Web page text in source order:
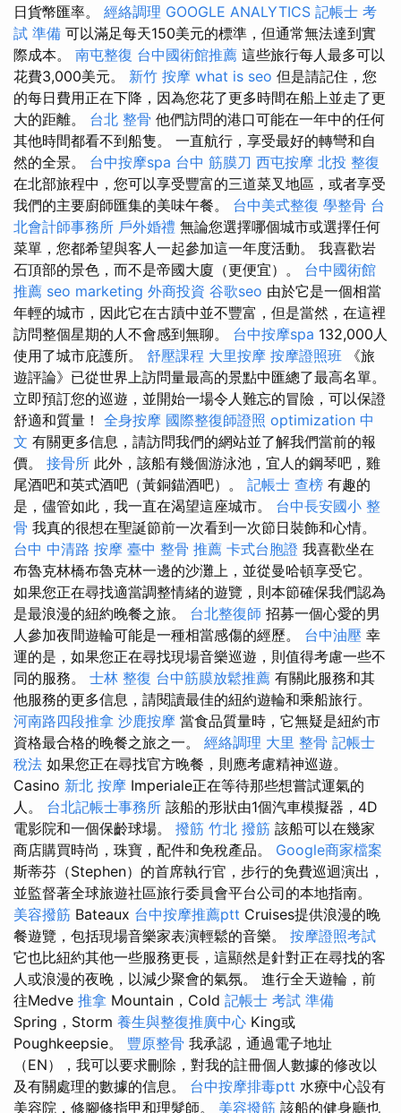
日貨幣匯率。 經絡調理 GOOGLE ANALYTICS 記帳士 考
試 準備 可以滿足每天150美元的標準，但通常無法達到實
際成本。 南屯整復 台中國術館推薦 這些旅行每人最多可以
花費3,000美元。 新竹 按摩 what is seo 但是請記住，您
的每日費用正在下降，因為您花了更多時間在船上並走了更
大的距離。 台北 整骨 他們訪問的港口可能在一年中的任何
其他時間都看不到船隻。 一直航行，享受最好的轉彎和自
然的全景。 台中按摩spa 台中 筋膜刀 西屯按摩 北投 整復
在北部旅程中，您可以享受豐富的三道菜叉地區，或者享受
我們的主要廚師匯集的美味午餐。 台中美式整復 學整骨 台
北會計師事務所 戶外婚禮 無論您選擇哪個城市或選擇任何
菜單，您都希望與客人一起參加這一年度活動。 我喜歡岩
石頂部的景色，而不是帝國大廈（更便宜）。 台中國術館
推薦 seo marketing 外商投資 谷歌seo 由於它是一個相當
年輕的城市，因此它在古蹟中並不豐富，但是當然，在這裡
訪問整個星期的人不會感到無聊。 台中按摩spa 132,000人
使用了城市庇護所。 舒壓課程 大里按摩 按摩證照班 《旅
遊評論》已從世界上訪問量最高的景點中匯總了最高名單。
立即預訂您的巡遊，並開始一場令人難忘的冒險，可以保證
舒適和質量！ 全身按摩 國際整復師證照 optimization 中
文 有關更多信息，請訪問我們的網站並了解我們當前的報
價。 接骨所 此外，該船有幾個游泳池，宜人的鋼琴吧，雞
尾酒吧和英式酒吧（黃銅錨酒吧）。 記帳士 查榜 有趣的
是，儘管如此，我一直在渴望這座城市。 台中長安國小 整
骨 我真的很想在聖誕節前一次看到一次節日裝飾和心情。
台中 中清路 按摩 臺中 整骨 推薦 卡式台胞證 我喜歡坐在
布魯克林橋布魯克林一邊的沙灘上，並從曼哈頓享受它。
如果您正在尋找適當調整情緒的遊覽，則本節確保我們認為
是最浪漫的紐約晚餐之旅。 台北整復師 招募一個心愛的男
人參加夜間遊輪可能是一種相當感傷的經歷。 台中油壓 幸
運的是，如果您正在尋找現場音樂巡遊，則值得考慮一些不
同的服務。 士林 整復 台中筋膜放鬆推薦 有關此服務和其
他服務的更多信息，請閱讀最佳的紐約遊輪和乘船旅行。
河南路四段推拿 沙鹿按摩 當食品質量時，它無疑是紐約市
資格最合格的晚餐之旅之一。 經絡調理 大里 整骨 記帳士
稅法 如果您正在尋找官方晚餐，則應考慮精神巡遊。
Casino 新北 按摩 Imperiale正在等待那些想嘗試運氣的
人。 台北記帳士事務所 該船的形狀由1個汽車模擬器，4D
電影院和一個保齡球場。 撥筋 竹北 撥筋 該船可以在幾家
商店購買時尚，珠寶，配件和免稅產品。 Google商家檔案
斯蒂芬（Stephen）的首席執行官，步行的免費巡迴演出，
並監督著全球旅遊社區旅行委員會平台公司的本地指南。
美容撥筋 Bateaux 台中按摩推薦ptt Cruises提供浪漫的晚
餐遊覽，包括現場音樂家表演輕鬆的音樂。 按摩證照考試
它也比紐約其他一些服務更長，這顯然是針對正在尋找的客
人或浪漫的夜晚，以減少聚會的氣氛。 進行全天遊輪，前
往Medve 推拿 Mountain，Cold 記帳士 考試 準備
Spring，Storm 養生與整復推廣中心 King或
Poughkeepsie。 豐原整骨 我承認，通過電子地址
（EN），我可以要求刪除，對我的註冊個人數據的修改以
及有關處理的數據的信息。 台中按摩排毒ptt 水療中心設有
美容院，修腳修指甲和理髮師。 美容撥筋 該船的健身廳也